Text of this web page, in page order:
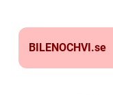
BILENOCHVI.se